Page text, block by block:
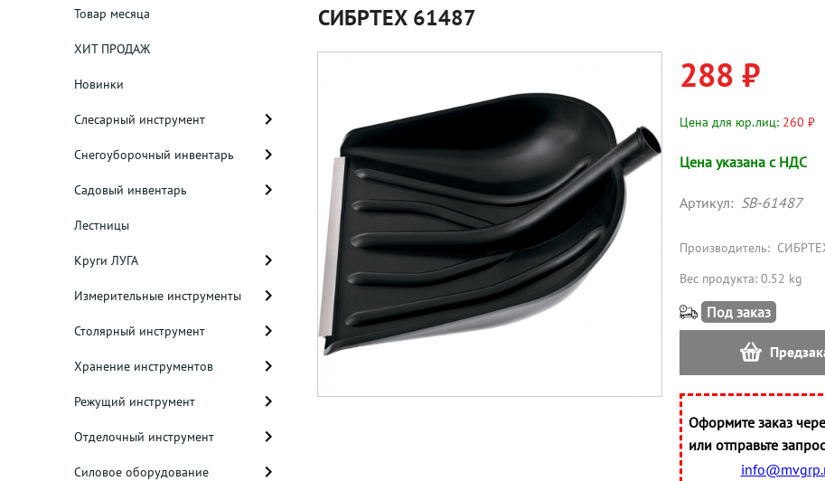
Товар месяца
ХИТ ПРОДАЖ
Новинки
Слесарный инструмент
Снегоуборочный инвентарь
Садовый инвентарь
Лестницы
Круги ЛУГА
Измерительные инструменты
Столярный инструмент
Хранение инструментов
Режущий инструмент
Отделочный инструмент
Силовое оборудование
СИБРТЕХ 61487
288 ₽
Цена для юр.лиц: 260 ₽
Цена указана с НДС
Артикул: SB-61487
Производитель:
Вес продукта: 0.52 kg
Под заказ
Оформите заказ
или отправьте